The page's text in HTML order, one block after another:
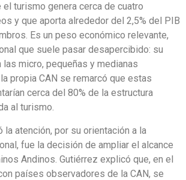
turismo genera cerca de cuatro
y que aporta alrededor del 2,5% del PIB
Es un peso económico relevante,
que suele pasar desapercibido: su
micro, pequeñas y medianas
propia CAN se remarcó que estas
cerca del 80% de la estructura
al turismo.
la atención, por su orientación a la
fue la decisión de ampliar el alcance
Andinos. Gutiérrez explicó que, en el
países observadores de la CAN, se